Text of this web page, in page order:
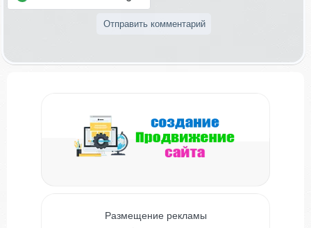
Размещение рекламы